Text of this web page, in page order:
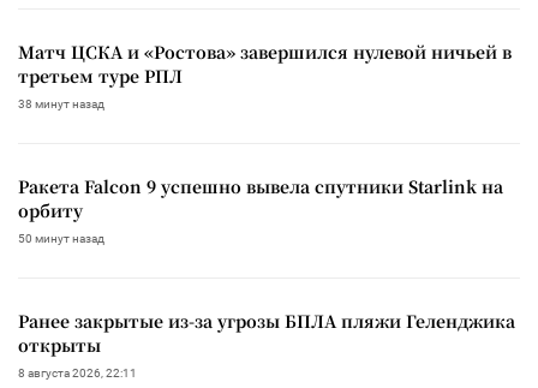
Матч ЦСКА и «Ростова» завершился нулевой ничьей в
третьем туре РПЛ
38 минут назад
Ракета Falcon 9 успешно вывела спутники Starlink на
орбиту
50 минут назад
Ранее закрытые из-за угрозы БПЛА пляжи Геленджика
открыты
8 августа 2026, 22:11